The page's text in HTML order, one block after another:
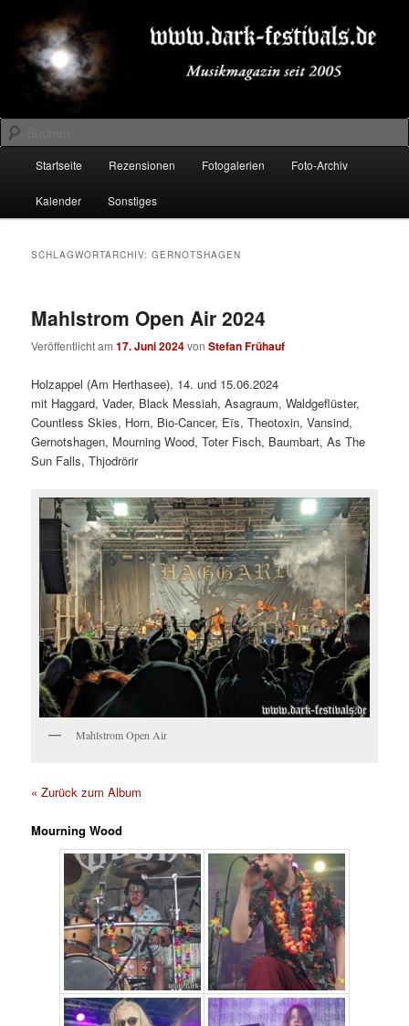
primären
Inhalt
springen
sekundären
Inhalt
springenDARK-FESTIVALS.DE
Suchen
Startseite Rezensionen Fotogalerien Foto-Archiv
Kalender Sonstiges
SCHLAGWORTARCHIV:GERNOTSHAGEN
Mahlstrom Open Air 2024
Veröffentlicht am17. Juni 2024vonStefan Frühauf
Holzappel (Am Herthasee), 14. und 15.06.2024
mit Haggard, Vader, Black Messiah, Asagraum, Waldgeflüster,
Countless Skies, Horn, Bio-Cancer, Eïs, Theotoxin, Vansind,
Gernotshagen, Mourning Wood, Toter Fisch, Baumbart, As The
Sun Falls, Thjodrörir
Mahlstrom Open Air
« Zurück zum Album
Mourning Wood